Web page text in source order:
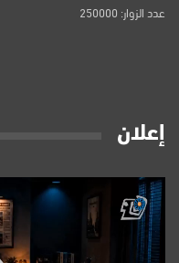
عدد الزوار: 250000
إعلان
مشغل
الفيديو